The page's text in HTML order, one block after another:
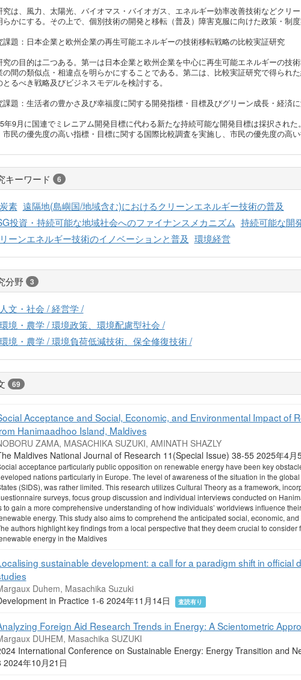
究は、風力、太陽光、バイオマス・バイオガス、エネルギー効率改善技術などクリ
らかにする。その上で、個別技術の開発と移転（普及）障害克服に向けた政策・制度
課題：日本企業と欧州企業の再生可能エネルギーの技術移転戦略の比較実証研究
究の目的は二つある。第一は日本企業と欧州企業を中心に再生可能エネルギーの技
の間の類似点・相違点を明らかにすることである。第二は、比較実証研究で得られ
とるべき戦略及びビジネスモデルを検討する。
課題：生活者の豊かさ及び幸福度に関する開発指標・目標及びグリーン成長・経済
年9月に国連でミレニアム開発目標に代わる新たな持続可能な開発目標は採択され
市民の優先度の高い指標・目標に関する国際比較調査を実施し、市民の優先度の高い
キーワード 6
素 遠隔地(島嶼国/地域含む)におけるクリーンエネルギー技術の普及
投資・持続可能な地域社会へのファイナンスメカニズム 持続可能な開
ーンエネルギー技術のイノベーションと普及 環境経営
分野 3
文・社会 / 経営学 /
境・農学 / 環境政策、環境配慮型社会 /
境・農学 / 環境負荷低減技術、保全修復技術 /
69
Acceptance and Social, Economic, and Environmental Impact of
Hanimaadhoo Island, Maldives
ZAMA, MASACHIKA SUZUKI, AMINATH SHAZLY
Maldives National Journal of Research 11(Special Issue) 38-55 2025年4月
acceptance particularly public opposition on renewable energy have been key
nations particularly in Europe. The level of awareness of the situation in the
(SIDS), was rather limited. This research utilizes Cultural Theory as a framework,
surveys, focus group discussion and individual interviews conducted on
to gain a more comprehensive understanding of how individuals’ worldviews influence
energy. This study also aims to comprehend the anticipated social, economic,
authors highlight key findings from a local perspective that they deem crucial to
energy in the Maldives
sustainable development: a call for a paradigm shift in official
Duhem, Masachika Suzuki
in Practice 1-6 2024年11月14日
査読有り
Foreign Aid Research Trends in Energy: A Scientometric
DUHEM, Masachika SUZUKI
International Conference on Sustainable Energy: Energy Transition and
2024年10月21日